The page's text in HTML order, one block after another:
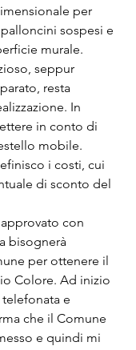
per
sospesi e
murale.
seppur
resta
In
in conto di
mobile.
i costi, cui
di sconto del
con
bisognerà
per ottenere il
Colore. Ad inizio
e
che il Comune
e quindi mi